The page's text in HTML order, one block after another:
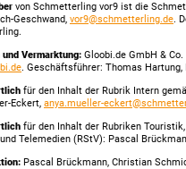
von Schmetterling vor9 ist die
Geschwand, vor9@schmetterling.de.
und Vermarktung: Gloobi.de GmbH &
. Geschäftsführer: Thomas
für den Inhalt der Rubrik Intern
Eckert, anya.mueller-
für den Inhalt der Rubriken
Telemedien (RStV): Pascal
Pascal Brückmann, Christian